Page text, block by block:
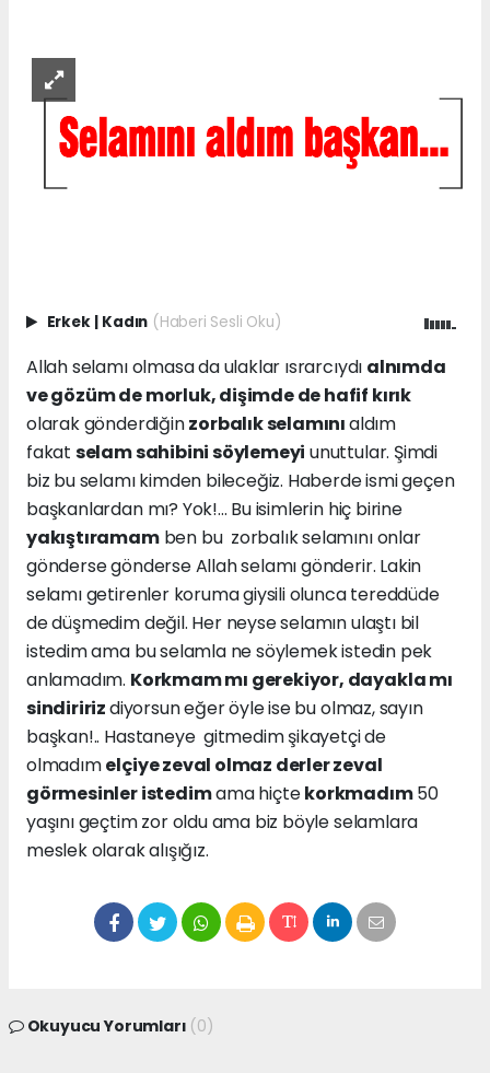
Erkek | Kadın (Haberi Sesli Oku)
Allah selamı olmasa da ulaklar ısrarcıydı alnımda
ve gözüm de morluk, dişimde de hafif kırık
olarak gönderdiğinzorbalık selamınıaldım
fakat selam sahibini söylemeyi unuttular. Şimdi
biz bu selamı kimden bileceğiz. Haberde ismi geçen
başkanlardan mı? Yok!... Bu isimlerin hiç birine
yakıştıramamben bu zorbalık selamını onlar
gönderse gönderse Allah selamı gönderir. Lakin
selamı getirenler koruma giysili olunca tereddüde
de düşmedim değil. Her neyse selamın ulaştı bil
istedim ama bu selamla ne söylemek istedin pek
anlamadım. Korkmam mı gerekiyor, dayakla mı
sindiririzdiyorsun eğer öyle ise bu olmaz, sayın
başkan!.. Hastaneye gitmedim şikayetçi de
olmadımelçiye zeval olmaz derler zeval
görmesinler istedimama hiçtekorkmadım50
yaşını geçtim zor oldu ama biz böyle selamlara
meslek olarak alışığız.
Okuyucu Yorumları (0)